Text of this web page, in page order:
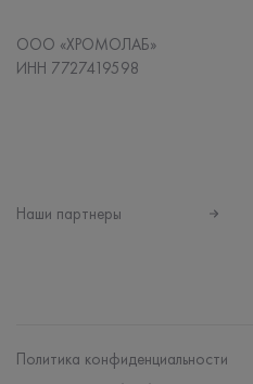
ООО «ХРОМОЛАБ»
ИНН 7727419598
Наши партнеры
Политика конфиденциальности